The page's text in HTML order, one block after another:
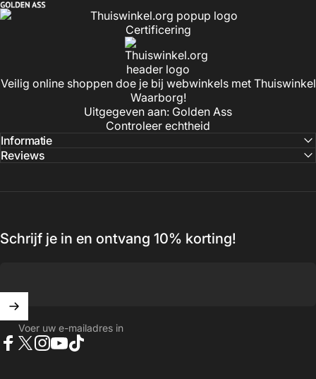
Certificering
Veilig online shoppen doe je bij webwinkels met Thuiswinkel
Waarborg!
Uitgegeven aan: Golden Ass
Controleer echtheid
Informatie
Reviews
Schrijf je in en ontvang 10% korting!
Voer uw e-mailadres in